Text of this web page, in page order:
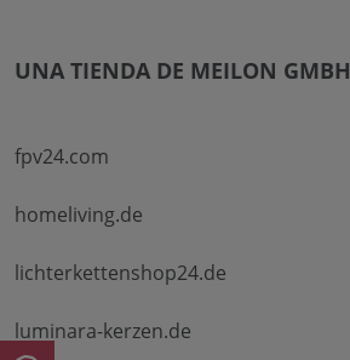
UNA TIENDA DE MEILON GMBH
fpv24.com
homeliving.de
lichterkettenshop24.de
luminara-kerzen.de